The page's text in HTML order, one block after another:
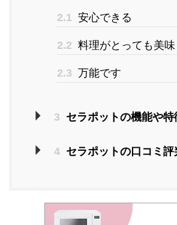
2.1 安心できる
2.2 料理がとっても美
2.3 万能です
3 セラポットの機能や特
4 セラポットの口コミ評